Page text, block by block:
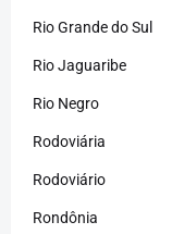
Rio Grande do Sul
Rio Jaguaribe
Rio Negro
Rodoviária
Rodoviário
Rondônia